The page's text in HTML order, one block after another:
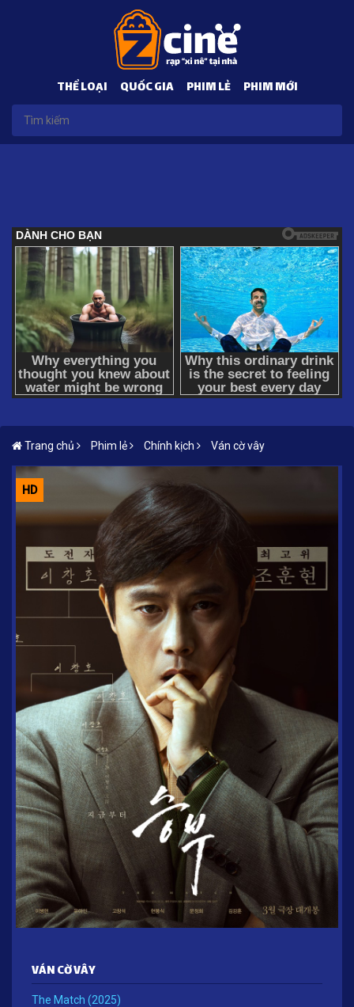
THỂ LOẠI QUỐC GIA PHIM LẺ PHIM MỚI
Trang chủ Phim lẻ Chính kịch Ván cờ vây
HD
VÁN CỜ VÂY
The Match (2025)